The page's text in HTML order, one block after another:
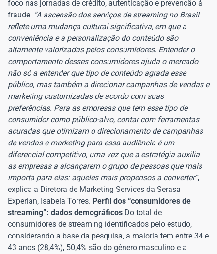
foco nas jornadas de crédito, autenticação e prevenção à
fraude. “A ascensão dos serviços de streaming no Brasil
reflete uma mudança cultural significativa, em que a
conveniência e a personalização do conteúdo são
altamente valorizadas pelos consumidores. Entender o
comportamento desses consumidores ajuda o mercado
não só a entender que tipo de conteúdo agrada esse
público, mas também a direcionar campanhas de vendas e
marketing customizadas de acordo com suas
preferências. Para as empresas que tem esse tipo de
consumidor como público-alvo, contar com ferramentas
acuradas que otimizam o direcionamento de campanhas
de vendas e marketing para essa audiência é um
diferencial competitivo, uma vez que a estratégia auxilia
as empresas a alcançarem o grupo de pessoas que mais
importa para elas: aqueles mais propensos a converter”,
explica a Diretora de Marketing Services da Serasa
Experian, Isabela Torres. Perfil dos “consumidores de
streaming”: dados demográficos Do total de
consumidores de streaming identificados pelo estudo,
considerando a base da pesquisa, a maioria tem entre 34 e
43 anos (28,4%), 50,4% são do gênero masculino e a